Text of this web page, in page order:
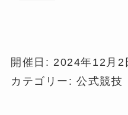
開催日: 2024年12月2
カテゴリー:公式競技